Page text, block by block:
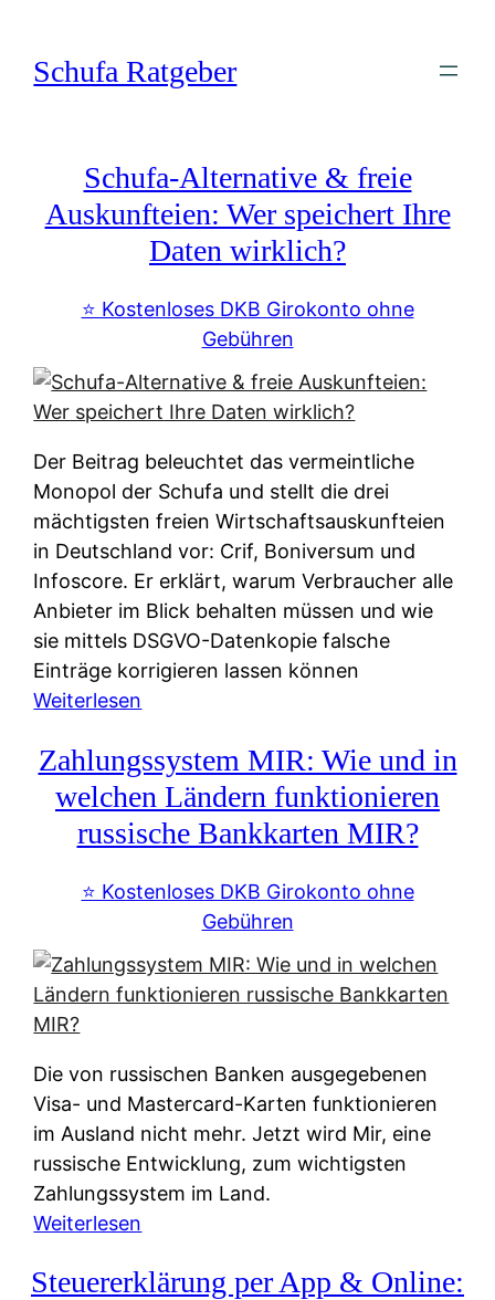
springen
Schufa Ratgeber
Schufa-Alternative & freie
Auskunfteien: Wer speichert Ihre
Daten wirklich?
⭐️ Kostenloses DKB Girokonto ohne
Gebühren
Der Beitrag beleuchtet das vermeintliche
Monopol der Schufa und stellt die drei
mächtigsten freien Wirtschaftsauskunfteien
in Deutschland vor: Crif, Boniversum und
Infoscore. Er erklärt, warum Verbraucher alle
Anbieter im Blick behalten müssen und wie
sie mittels DSGVO-Datenkopie falsche
Einträge korrigieren lassen können
Weiterlesen
c
h
u
f
-
l
t
n
a
t
i
v
e
&
Zahlungssystem MIR: Wie und in
welchen Ländern funktionieren
russische Bankkarten MIR?
⭐️ Kostenloses DKB Girokonto ohne
Gebühren
Die von russischen Banken ausgegebenen
Visa- und Mastercard-Karten funktionieren
im Ausland nicht mehr. Jetzt wird Mir, eine
russische Entwicklung, zum wichtigsten
Zahlungssystem im Land.
Weiterlesen
a
Steuererklärung per App & Online: